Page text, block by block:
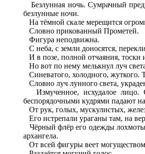
Безлунная ночь. Сумрачный
безлунные ночи.
На тёмной скале мерещится
Словно прикованный Прометей.
Фигура неподвижна.
С неба, с земли доносятся,
И в позе, полной отчаяния,
Но вот по нему мелькнул луч
Синеватого, холодного,
Словно луч лунного света,
Измученное, исхудалое лицо.
беспорядочными кудрями падают
От рук, голых, мускулистых,
Его истрепали ураганы там, на
Чёрный флёр его одежды
архангела.
От всей фигуры веет